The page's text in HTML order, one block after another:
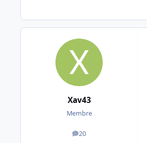
Xav43
Membre
20
messages